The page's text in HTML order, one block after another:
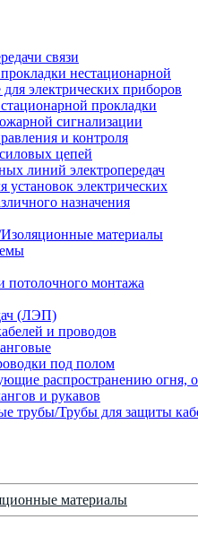
связи
нестационарной
электрических приборов
прокладки
сигнализации
и контроля
цепей
линий электропередач
установок электрических
назначения
Изоляционные материалы
потолочного монтажа
(ЛЭП)
и проводов
под полом
распространению огня,
и рукавов
трубы/Трубы для защиты
материалы